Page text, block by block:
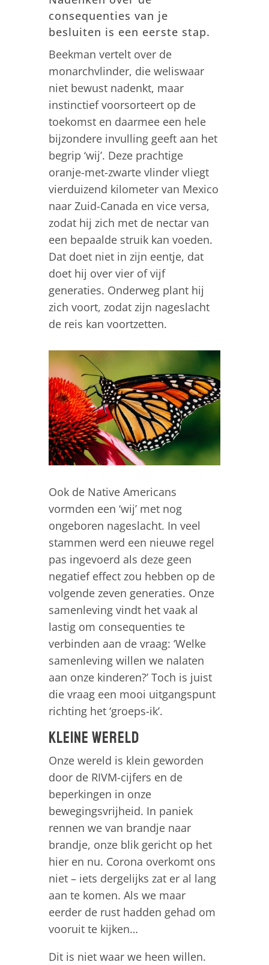
consequenties van je
besluiten is een eerste stap.
Beekman vertelt over de
monarchvlinder, die weliswaar
niet bewust nadenkt, maar
instinctief voorsorteert op de
toekomst en daarmee een hele
bijzondere invulling geeft aan het
begrip ‘wij’. Deze prachtige
oranje-met-zwarte vlinder vliegt
vierduizend kilometer van Mexico
naar Zuid-Canada en vice versa,
zodat hij zich met de nectar van
een bepaalde struik kan voeden.
Dat doet niet in zijn eentje, dat
doet hij over vier of vijf
generaties. Onderweg plant hij
zich voort, zodat zijn nageslacht
de reis kan voortzetten.
Ook de Native Americans
vormden een ‘wij’ met nog
ongeboren nageslacht. In veel
stammen werd een nieuwe regel
pas ingevoerd als deze geen
negatief effect zou hebben op de
volgende zeven generaties. Onze
samenleving vindt het vaak al
lastig om consequenties te
verbinden aan de vraag: ‘Welke
samenleving willen we nalaten
aan onze kinderen?’ Toch is juist
die vraag een mooi uitgangspunt
richting het ‘groeps-ik’.
Kleine wereld
Onze wereld is klein geworden
door de RIVM-cijfers en de
beperkingen in onze
bewegingsvrijheid. In paniek
rennen we van brandje naar
brandje, onze blik gericht op het
hier en nu. Corona overkomt ons
niet – iets dergelijks zat er al lang
aan te komen. Als we maar
eerder de rust hadden gehad om
vooruit te kijken…
Dit is niet waar we heen willen.